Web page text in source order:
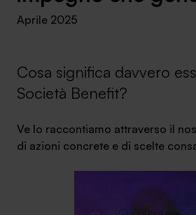
Centro studi
Chi siamo
Ambassador
Aprile 2025
Cosa significa davvero
Società Benefit?
Ve lo raccontiamo attraverso il
di azioni concrete e di scelte